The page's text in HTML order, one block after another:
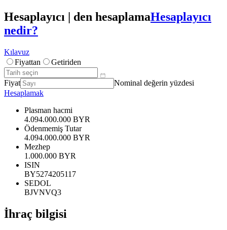
Hesaplayıcı | den hesaplamaHesaplayıcı
nedir?
Kılavuz
Fiyattan
Getiriden
Fiyat
Nominal değerin yüzdesi
Hesaplamak
Plasman hacmi
4.094.000.000 BYR
Ödenmemiş Tutar
4.094.000.000 BYR
Mezhep
1.000.000 BYR
ISIN
BY5274205117
SEDOL
BJVNVQ3
İhraç bilgisi